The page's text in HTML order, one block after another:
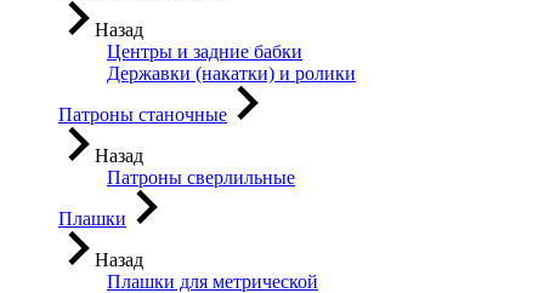
Назад
Центры и задние бабки
Державки (накатки) и ролики
Патроны станочные
Назад
Патроны сверлильные
Плашки
Назад
Плашки для метрической